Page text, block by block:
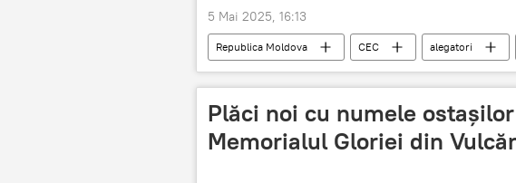
5 Mai 2025, 16:13
Republica Moldova CEC alegatori
Plăci noi cu numele
Memorialul Gloriei din